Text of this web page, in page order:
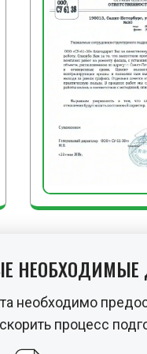
НЕОБХОДИМЫЕ
необходимо
процесс